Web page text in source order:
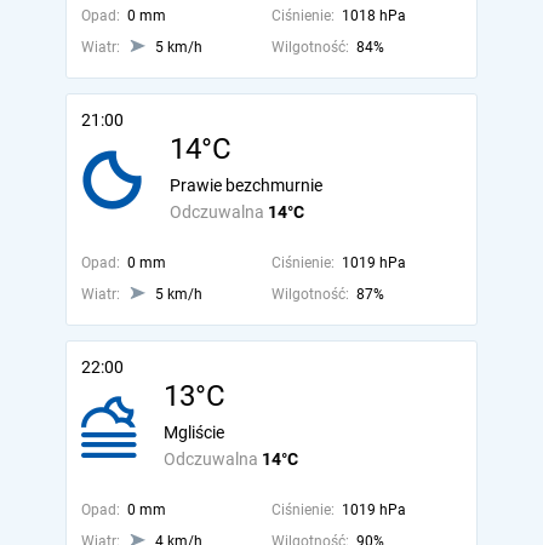
Opad: 0 mm Ciśnienie: 1018 hPa
Wiatr:
5 km/h Wilgotność: 84%
21:00
14°C
Odczuwalna 14°C
Prawie bezchmurnie
Opad: 0 mm Ciśnienie: 1019 hPa
Wiatr:
5 km/h Wilgotność: 87%
22:00
13°C
Odczuwalna 14°C
Mgliście
Opad: 0 mm Ciśnienie: 1019 hPa
Wiatr:
4 km/h Wilgotność: 90%